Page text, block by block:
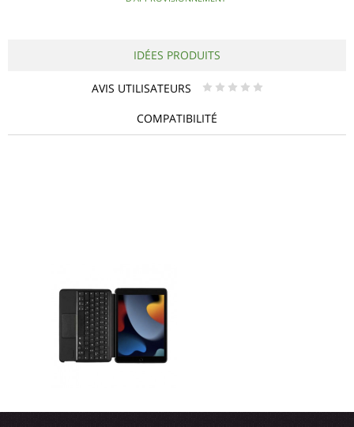
IDÉES PRODUITS
AVIS UTILISATEURS * * * * *
COMPATIBILITÉ